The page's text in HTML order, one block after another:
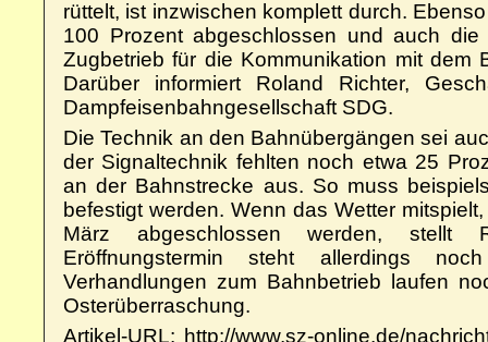
rüttelt, ist inzwischen komplett durch.
100 Prozent abgeschlossen und auch die
Zugbetrieb für die Kommunikation mit dem
Darüber informiert Roland Richter,
Dampfeisenbahngesellschaft SDG.
Die Technik an den Bahnübergängen sei
der Signaltechnik fehlten noch etwa 25
an der Bahnstrecke aus. So muss
befestigt werden. Wenn das Wetter
März abgeschlossen werden, stellt
Eröffnungstermin steht allerdings
Verhandlungen zum Bahnbetrieb laufen
Osterüberraschung.
Artikel-URL: http://www.sz-online.de/